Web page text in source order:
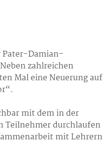
Pater-Damian-
zahlreichen
Mal eine Neuerung auf
mit dem in der
Teilnehmer durchlaufen
mit Lehrern